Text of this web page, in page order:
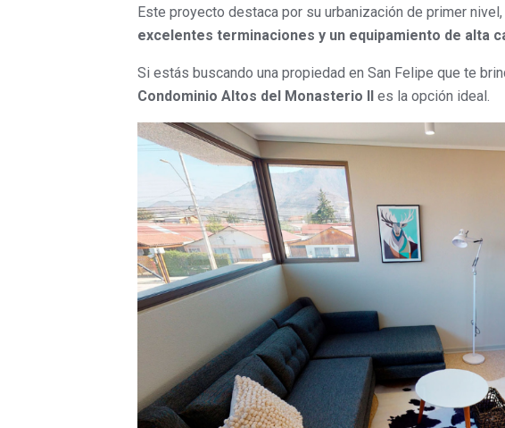
Este proyecto destaca por su urbanización de primer
excelentes terminaciones y un equipamiento de alta
Si estás buscando una propiedad en San Felipe que te
Condominio Altos del Monasterio IIes la opción ideal.